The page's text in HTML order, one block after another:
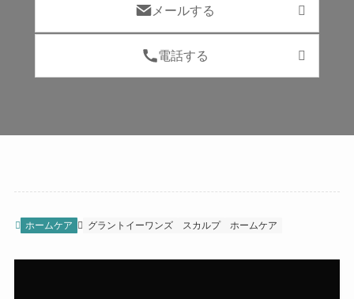
メールする
電話する
ホームケア グラントイーワンズ スカルプ ホームケア